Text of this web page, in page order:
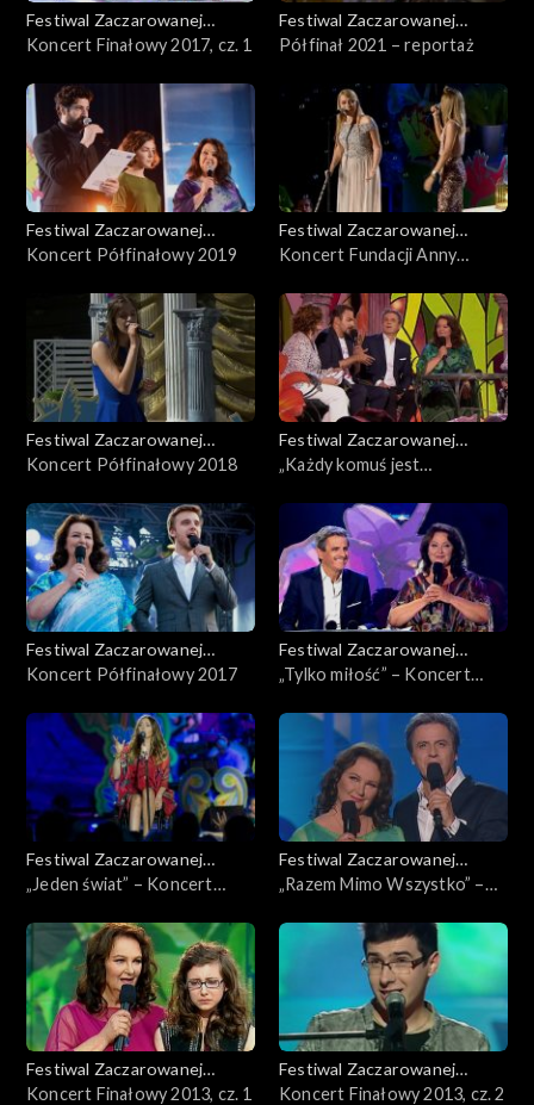
Festiwal Zaczarowanej
Piosenki
Koncert Finałowy 2017, cz. 1
Festiwal Zaczarowanej
Piosenki
Półfinał 2021 – reportaż
Festiwal Zaczarowanej
Piosenki
Koncert Półfinałowy 2019
Festiwal Zaczarowanej
Piosenki
Koncert Fundacji Anny
Zaczarowanej Piosenki
Festiwal Zaczarowanej
Piosenki
Koncert Półfinałowy 2018
Festiwal Zaczarowanej
Piosenki
„Każdy komuś jest
Fundacji Anny Dymnej
Festiwal Zaczarowanej
Piosenki
Koncert Półfinałowy 2017
Festiwal Zaczarowanej
Piosenki
„Tylko miłość” – Koncert
Festiwal Zaczarowanej
Piosenki
„Jeden świat” – Koncert
Festiwal Zaczarowanej
Piosenki
„Razem Mimo Wszystko” –
Dymnej
Festiwal Zaczarowanej
Piosenki
Koncert Finałowy 2013, cz. 1
Festiwal Zaczarowanej
Piosenki
Koncert Finałowy 2013, cz. 2